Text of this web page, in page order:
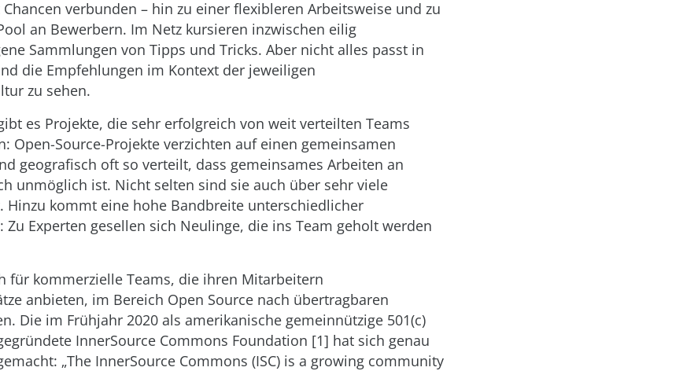
verbunden – hin zu einer flexibleren Arbeitsweise und zu
an Bewerbern. Im Netz kursieren inzwischen eilig
Sammlungen von Tipps und Tricks. Aber nicht alles passt in
die Empfehlungen im Kontext der jeweiligen
zu sehen.
es Projekte, die sehr erfolgreich von weit verteilten Teams
Open-Source-Projekte verzichten auf einen gemeinsamen
geografisch oft so verteilt, dass gemeinsames Arbeiten an
unmöglich ist. Nicht selten sind sie auch über sehr viele
Hinzu kommt eine hohe Bandbreite unterschiedlicher
Zu Experten gesellen sich Neulinge, die ins Team geholt werden
für kommerzielle Teams, die ihren Mitarbeitern
anbieten, im Bereich Open Source nach übertragbaren
Die im Frühjahr 2020 als amerikanische gemeinnützige 501(c)
InnerSource Commons Foundation [1] hat sich genau
„The InnerSource Commons (ISC) is a growing community